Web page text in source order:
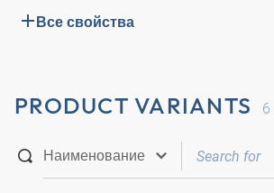
Все свойства
PRODUCT VARIANTS 6